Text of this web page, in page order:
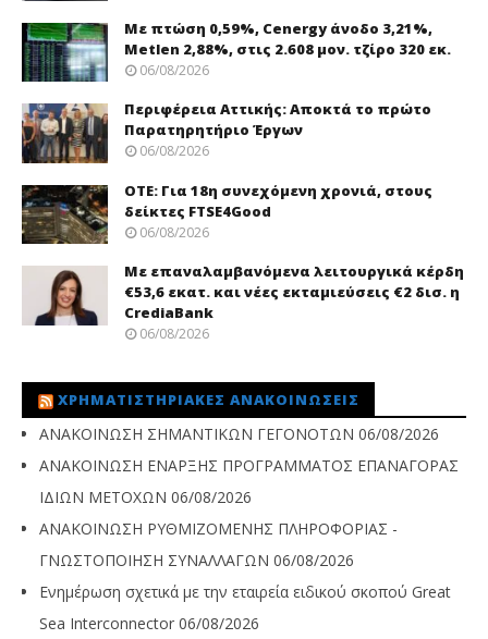
Με πτώση 0,59%, Cenergy άνοδο 3,21%,
Metlen 2,88%, στις 2.608 μον. τζίρο 320 εκ.
06/08/2026
Περιφέρεια Αττικής: Αποκτά το πρώτο
Παρατηρητήριο Έργων
06/08/2026
ΟΤΕ: Για 18η συνεχόμενη χρονιά, στους
δείκτες FTSE4Good
06/08/2026
Με επαναλαμβανόμενα λειτουργικά κέρδη
€53,6 εκατ. και νέες εκταμιεύσεις €2 δισ. η
CrediaBank
06/08/2026
ΧΡΗΜΑΤΙΣΤΗΡΙΑΚΈΣ ΑΝΑΚΟΙΝΏΣΕΙΣ
ΑΝΑΚΟΙΝΩΣΗ ΣΗΜΑΝΤΙΚΩΝ ΓΕΓΟΝΟΤΩΝ 06/08/2026
ΑΝΑΚΟΙΝΩΣΗ ΕΝΑΡΞΗΣ ΠΡΟΓΡΑΜΜΑΤΟΣ ΕΠΑΝΑΓΟΡΑΣ
ΙΔΙΩΝ ΜΕΤΟΧΩΝ 06/08/2026
ΑΝΑΚΟΙΝΩΣΗ ΡΥΘΜΙΖΟΜΕΝΗΣ ΠΛΗΡΟΦΟΡΙΑΣ -
ΓΝΩΣΤΟΠΟΙΗΣΗ ΣΥΝΑΛΛΑΓΩΝ 06/08/2026
Ενημέρωση σχετικά με την εταιρεία ειδικού σκοπού Great
Sea Interconnector 06/08/2026